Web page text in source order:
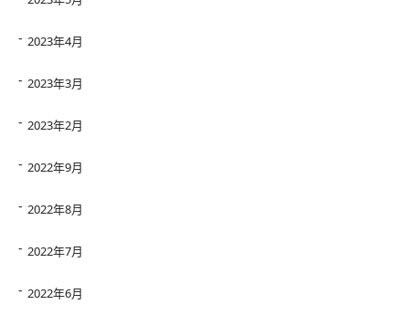
2023年4月
2023年3月
2023年2月
2022年9月
2022年8月
2022年7月
2022年6月